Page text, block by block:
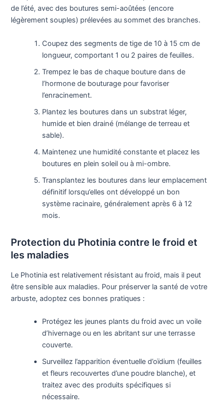
de l’été, avec des boutures semi-aoûtées (encore
légèrement souples) prélevées au sommet des branches.
Coupez des segments de tige de 10 à 15 cm de
longueur, comportant 1 ou 2 paires de feuilles.
Trempez le bas de chaque bouture dans de
l’hormone de bouturage pour favoriser
l’enracinement.
Plantez les boutures dans un substrat léger,
humide et bien drainé (mélange de terreau et
sable).
Maintenez une humidité constante et placez les
boutures en plein soleil ou à mi-ombre.
Transplantez les boutures dans leur emplacement
définitif lorsqu’elles ont développé un bon
système racinaire, généralement après 6 à 12
mois.
Protection du Photinia contre le froid et
les maladies
Le Photinia est relativement résistant au froid, mais il peut
être sensible aux maladies. Pour préserver la santé de votre
arbuste, adoptez ces bonnes pratiques :
Protégez les jeunes plants du froid avec un voile
d’hivernage ou en les abritant sur une terrasse
couverte.
Surveillez l’apparition éventuelle d’oïdium (feuilles
et fleurs recouvertes d’une poudre blanche), et
traitez avec des produits spécifiques si
nécessaire.